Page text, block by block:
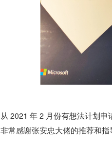
从 2021 年 2 月份有想法计划
非常感谢张安忠大佬的推荐和指